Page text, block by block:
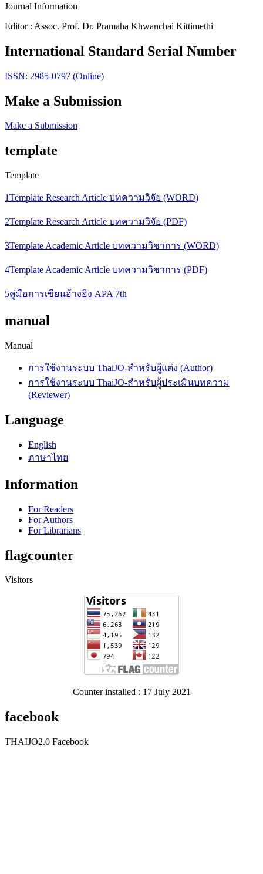
Journal Information
Editor : Assoc. Prof. Dr. Pramaha Khwanchai Kittimethi
International Standard Serial Number
ISSN: 2985-0797 (Online)
Make a Submission
Make a Submission
template
Template
1Template Research Article บทความวิจัย (WORD)
2Template Research Article บทความวิจัย (PDF)
3Template Academic Article บทความวิชาการ (WORD)
4Template Academic Article บทความวิชาการ (PDF)
5คู่มือการเขียนอ้างอิง APA 7th
manual
Manual
การใช้งานระบบ ThaiJO-สำหรับผู้แต่ง (Author)
การใช้งานระบบ ThaiJO-สำหรับผู้ประเมินบทความ
(Reviewer)
Language
English
ภาษาไทย
Information
For Readers
For Authors
For Librarians
flagcounter
Visitors
Counter installed : 17 July 2021
facebook
THAIJO2.0 Facebook